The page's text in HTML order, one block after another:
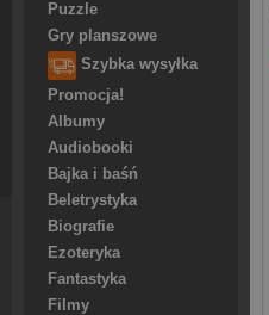
Puzzle
Gry planszowe
Szybka wysyłka
Promocja!
Albumy
Audiobooki
Bajka i baśń
Beletrystyka
Biografie
Ezoteryka
Fantastyka
Filmy